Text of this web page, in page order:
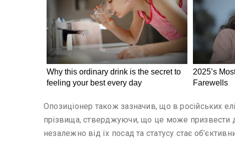
Опозиціонер також зазначив, що в російських
прізвища, стверджуючи, що це може призвести до
незалежно від їх посад та статусу стає